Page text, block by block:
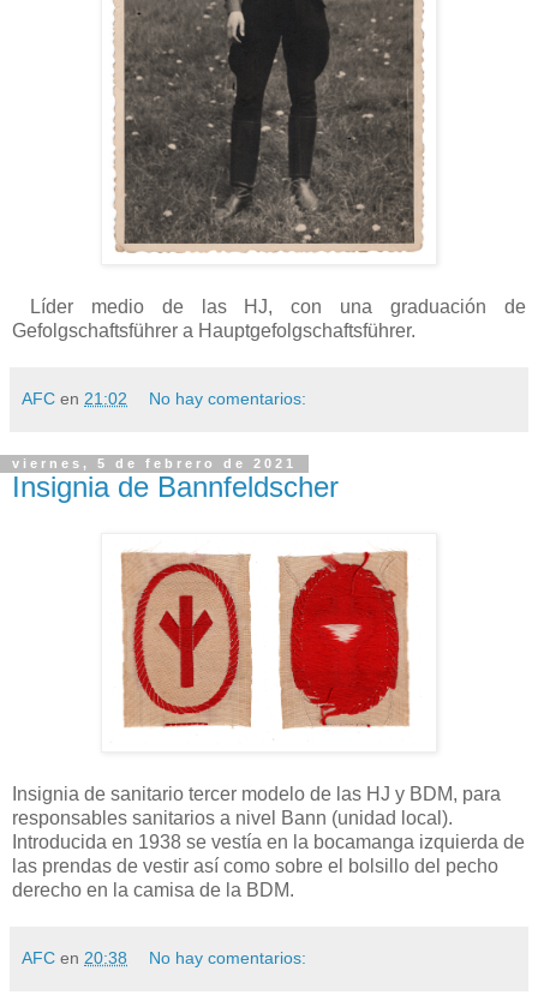
Líder medio de las HJ, con una graduación de
Gefolgschaftsführer a Hauptgefolgschaftsführer.
AFC en 21:02 No hay comentarios:
viernes, 5 de febrero de 2021
Insignia de Bannfeldscher
Insignia de sanitario tercer modelo de las HJ y BDM, para
responsables sanitarios a nivel Bann (unidad local).
Introducida en 1938 se vestía en la bocamanga izquierda de
las prendas de vestir así como sobre el bolsillo del pecho
derecho en la camisa de la BDM.
AFC en 20:38 No hay comentarios: